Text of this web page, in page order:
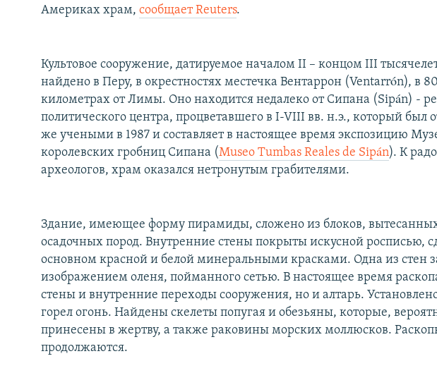
Америках храм,сообщает Reuters.
Культовое сооружение, датируемое началом II – концом III
найдено в Перу, в окрестностях местечка Вентаррон (Ventarrón), в
километрах от Лимы. Оно находится недалеко от Сипана (Sipán) -
политического центра, процветавшего в I-VIII вв. н.э., который был
же учеными в 1987 и составляет в настоящее время экспозицию
королевских гробниц Сипана (Museo Tumbas Reales de Sipán). К
археологов, храм оказался нетронутым грабителями.
Здание, имеющее форму пирамиды, сложено из блоков,
осадочных пород. Внутренние стены покрыты искусной росписью,
основном красной и белой минеральными красками. Одна из стен
изображением оленя, пойманного сетью. В настоящее время
стены и внутренние переходы сооружения, но и алтарь.
горел огонь. Найдены скелеты попугая и обезьяны, которые,
принесены в жертву, а также раковины морских моллюсков.
продолжаются.